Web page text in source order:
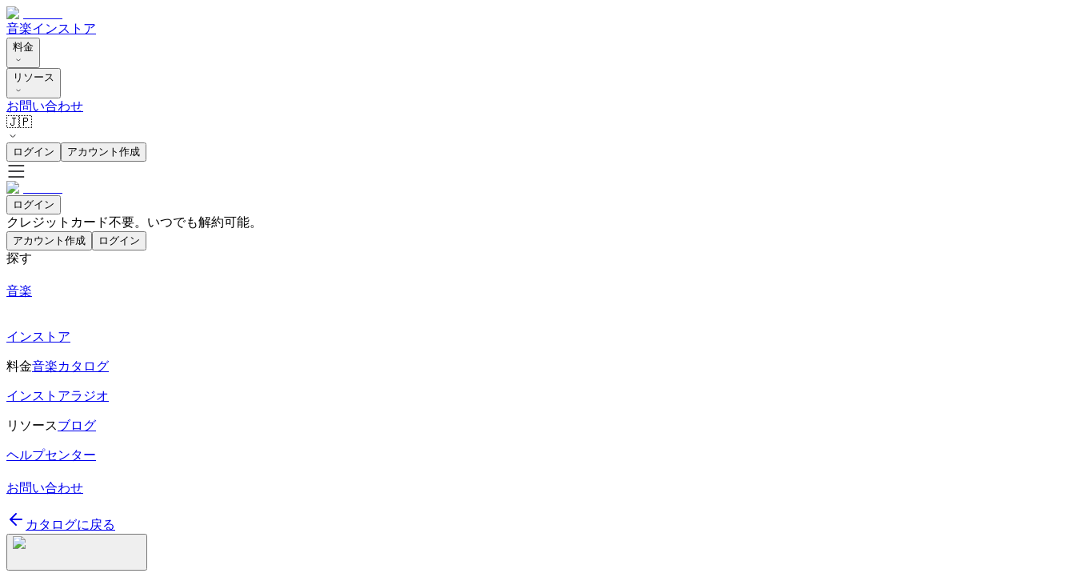
音楽インストア
料金
リソース
お問い合わせ
🇯🇵
ログイン アカウント作成
ログイン
クレジットカード不要。いつでも解約可能。
アカウント作成 ログイン
探す
音楽
インストア
料金音楽カタログ
インストアラジオ
リソースブログ
ヘルプセンター
お問い合わせ
カタログに戻る